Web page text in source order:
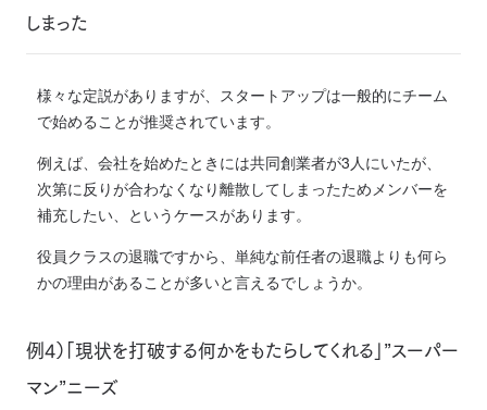
しまった
様々な定説がありますが、スタートアップは一般的にチーム
で始めることが推奨されています。
例えば、会社を始めたときには共同創業者が3人にいたが、
次第に反りが合わなくなり離散してしまったためメンバーを
補充したい、というケースがあります。
役員クラスの退職ですから、単純な前任者の退職よりも何ら
かの理由があることが多いと言えるでしょうか。
例4）「現状を打破する何かをもたらしてくれる」”スーパー
マン”ニーズ